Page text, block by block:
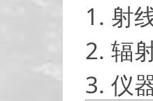
1. 射
2. 辐
3. 仪